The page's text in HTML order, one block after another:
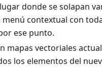
donde se solapan
contextual con
ese punto.
mapas vectoriales
los elementos del